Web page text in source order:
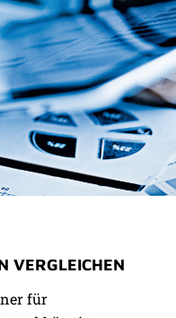
VERGLEICHEN
für